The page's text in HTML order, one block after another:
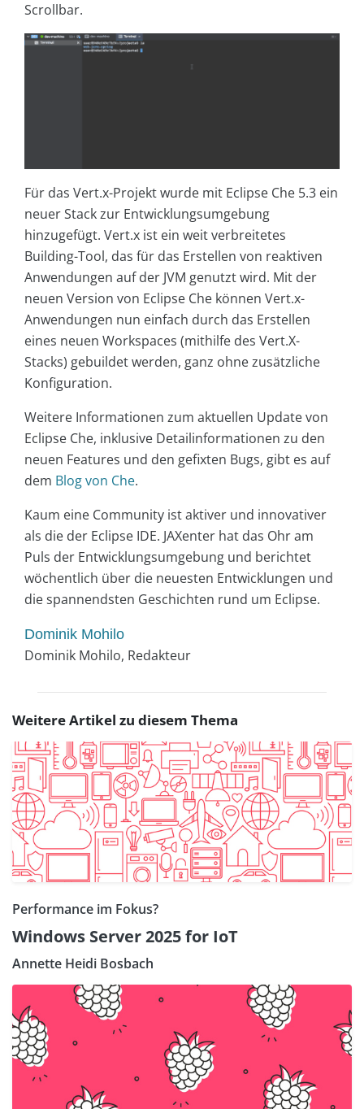
Scrollbar.
Für das Vert.x-Projekt wurde mit Eclipse Che 5.3 ein
neuer Stack zur Entwicklungsumgebung
hinzugefügt. Vert.x ist ein weit verbreitetes
Building-Tool, das für das Erstellen von reaktiven
Anwendungen auf der JVM genutzt wird. Mit der
neuen Version von Eclipse Che können Vert.x-
Anwendungen nun einfach durch das Erstellen
eines neuen Workspaces (mithilfe des Vert.X-
Stacks) gebuildet werden, ganz ohne zusätzliche
Konfiguration.
Weitere Informationen zum aktuellen Update von
Eclipse Che, inklusive Detailinformationen zu den
neuen Features und den gefixten Bugs, gibt es auf
dem Blog von Che.
Kaum eine Community ist aktiver und innovativer
als die der Eclipse IDE. JAXenter hat das Ohr am
Puls der Entwicklungsumgebung und berichtet
wöchentlich über die neuesten Entwicklungen und
die spannendsten Geschichten rund um Eclipse.
Dominik Mohilo
Dominik Mohilo, Redakteur
Weitere Artikel zu diesem Thema
Performance im Fokus?
Windows Server 2025 for IoT
Annette Heidi Bosbach